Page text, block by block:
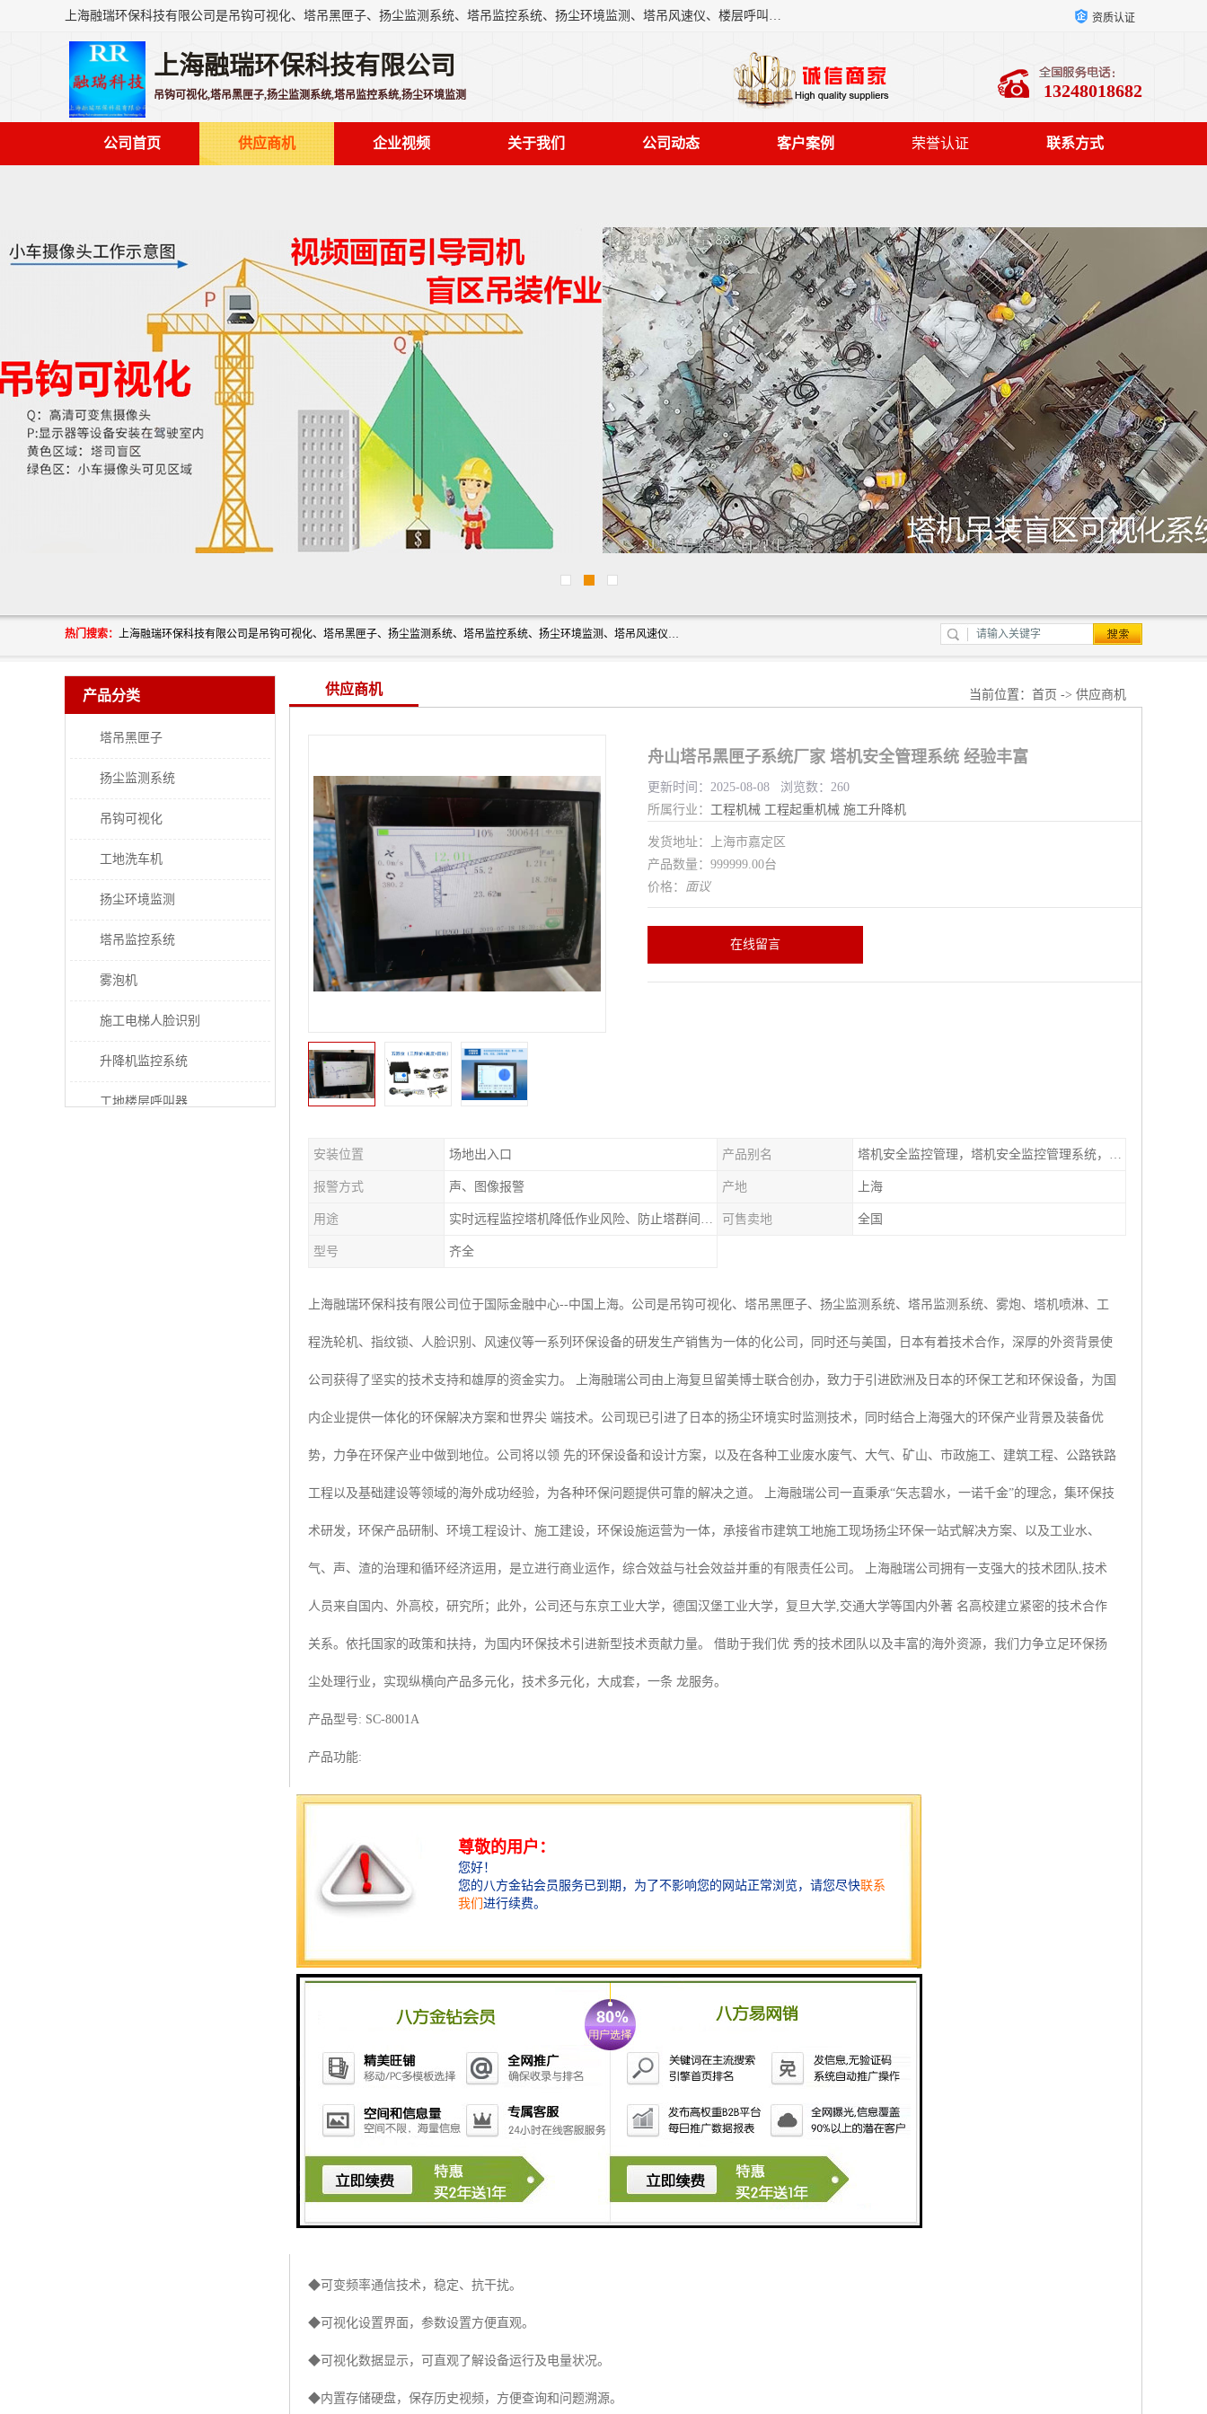
上海融瑞环保科技有限公司是吊钩可视化、塔吊黑匣子、扬尘监测系统、塔吊监控系统、扬尘环境监测、塔吊风速仪、楼层呼叫器、主令控制器、人脸识别、风速仪等一系列环保设备的研发生产销售为一体的专业化公司。 资质认证
上海融瑞环保科技有限公司
吊钩可视化,塔吊黑匣子,扬尘监测系统,塔吊监控系统,扬尘环境监测 13248018682
公司首页 供应商机 企业视频 关于我们 公司动态 客户案例 荣誉认证 联系方式
热门搜索： 上海融瑞环保科技有限公司是吊钩可视化、塔吊黑匣子、扬尘监测系统、塔吊监控系统、扬尘环境监测、塔吊风速仪、楼层呼叫器、主令控制器、人脸识别、风速仪等一系列环保设备的研发生产销售为一体的专业化公司。
产品分类
塔吊黑匣子
扬尘监测系统
吊钩可视化
工地洗车机
扬尘环境监测
塔吊监控系统
雾泡机
施工电梯人脸识别
升降机监控系统
工地楼层呼叫器
供应商机 当前位置： 首页 -> 供应商机
舟山塔吊黑匣子系统厂家 塔机安全管理系统 经验丰富
更新时间：2025-08-08 浏览数：260
所属行业： 工程机械 工程起重机械 施工升降机
发货地址：上海市嘉定区
产品数量：999999.00台
价格： 面议
在线留言
安装位置 场地出入口 产品别名 塔机安全监控管理，塔机安全监控管理系统，特种设备安全管理系统
报警方式 声、图像报警 产地 上海
用途 实时远程监控塔机降低作业风险、防止塔群间碰撞 可售卖地 全国
型号 齐全
上海融瑞环保科技有限公司位于国际金融中心--中国上海。公司是吊钩可视化、塔吊黑匣子、扬尘监测系统、塔吊监测系统、雾炮、塔机喷淋、工
程洗轮机、指纹锁、人脸识别、风速仪等一系列环保设备的研发生产销售为一体的化公司，同时还与美国，日本有着技术合作，深厚的外资背景使
公司获得了坚实的技术支持和雄厚的资金实力。 上海融瑞公司由上海复旦留美博士联合创办，致力于引进欧洲及日本的环保工艺和环保设备，为国
内企业提供一体化的环保解决方案和世界尖 端技术。公司现已引进了日本的扬尘环境实时监测技术，同时结合上海强大的环保产业背景及装备优
势，力争在环保产业中做到地位。公司将以领 先的环保设备和设计方案，以及在各种工业废水废气、大气、矿山、市政施工、建筑工程、公路铁路
工程以及基础建设等领域的海外成功经验，为各种环保问题提供可靠的解决之道。 上海融瑞公司一直秉承“矢志碧水，一诺千金”的理念，集环保技
术研发，环保产品研制、环境工程设计、施工建设，环保设施运营为一体，承接省市建筑工地施工现场扬尘环保一站式解决方案、以及工业水、
气、声、渣的治理和循环经济运用，是立进行商业运作，综合效益与社会效益并重的有限责任公司。 上海融瑞公司拥有一支强大的技术团队,技术
人员来自国内、外高校，研究所；此外，公司还与东京工业大学，德国汉堡工业大学，复旦大学,交通大学等国内外著 名高校建立紧密的技术合作
关系。依托国家的政策和扶持，为国内环保技术引进新型技术贡献力量。 借助于我们优 秀的技术团队以及丰富的海外资源，我们力争立足环保扬
尘处理行业，实现纵横向产品多元化，技术多元化，大成套，一条 龙服务。
产品型号: SC-8001A
产品功能:
实时跟踪吊钩位置，监视、录制、保存吊钩周围环境视频，让塔司能够清晰的看清吊钩周围环境，避
产品特点:
◆安装于小车位置，可实现无盲区、大视角观看到吊钩周围环境。
◆智能化靠近充电管理技术，充电方便、安全、可靠。
◆高清微光级光学变倍摄像机，图像清晰、变倍大。
◆工业级显示屏、全视角、高分辨率。
◆空闲休眠和自动唤醒技术，节约能耗，延长使用时间。
◆ICR自动切换， 自动彩转黑，实现夜视功能。
◆可变频率通信技术，稳定、抗干扰。
◆可视化设置界面，参数设置方便直观。
◆可视化数据显示，可直观了解设备运行及电量状况。
◆内置存储硬盘，保存历史视频，方便查询和问题溯源。